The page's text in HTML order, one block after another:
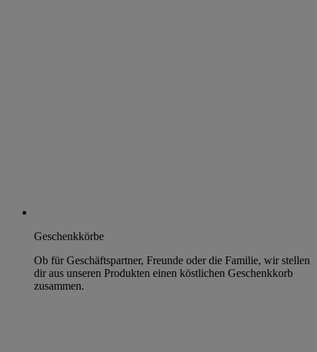
Geschenkkörbe
Ob für Geschäftspartner, Freunde oder die Familie, wir stellen
dir aus unseren Produkten einen köstlichen Geschenkkorb
zusammen.